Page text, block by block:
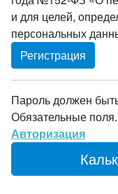
и для целей,
персональных
Пароль должен
Обязательные поля.
Авторизация